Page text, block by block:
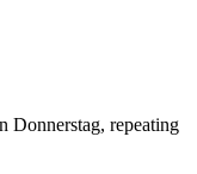
Donnerstag, repeating